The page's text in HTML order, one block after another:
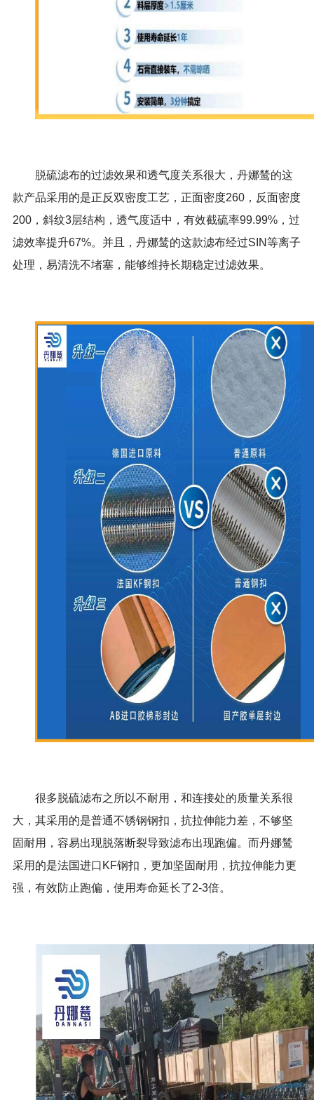
脱硫滤布的过滤效果和透气度关系很大，丹娜鸶的这
款产品采用的是正反双密度工艺，正面密度260，反面密度
200，斜纹3层结构，透气度适中，有效截硫率99.99%，过
滤效率提升67%。并且，丹娜鸶的这款滤布经过SIN等离子
处理，易清洗不堵塞，能够维持长期稳定过滤效果。
很多脱硫滤布之所以不耐用，和连接处的质量关系很
大，其采用的是普通不锈钢钢扣，抗拉伸能力差，不够坚
固耐用，容易出现脱落断裂导致滤布出现跑偏。而丹娜鸶
采用的是法国进口KF钢扣，更加坚固耐用，抗拉伸能力更
强，有效防止跑偏，使用寿命延长了2-3倍。